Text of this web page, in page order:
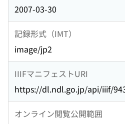
2007-03-30
記録形式（IMT）
image/jp2
IIIFマニフェストURI
https://dl.ndl.go.jp/api/iiif/
オンライン閲覧公開範囲